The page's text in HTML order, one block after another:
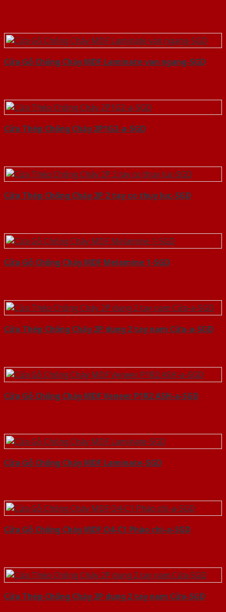
Cửa Gỗ Chống Cháy MDF Laminate van ngang-SGD
Cửa Thép Chống Cháy 2P1G2-a-SGD
Cửa Thép Chống Cháy 2P 2 tay co thuy luc-SGD
Cửa Gỗ Chống Cháy MDF Melamine 1-SGD
Cửa Thép Chống Cháy 2P dung 2 tay nam Cửa-a-SGD
Cửa Gỗ Chống Cháy MDF Veneer P1R2 ASH-a-SGD
Cửa Gỗ Chống Cháy MDF Laminate-SGD
Cửa Gỗ Chống Cháy MDF O4-C1 Phào chi-a-SGD
Cửa Thép Chống Cháy 2P dung 2 tay nam Cửa-SGD